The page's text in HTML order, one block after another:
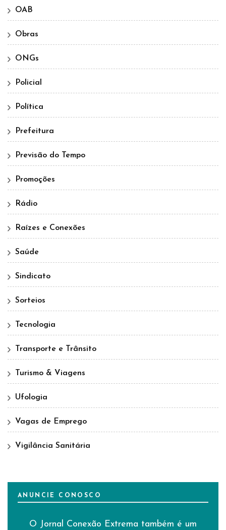
OAB
Obras
ONGs
Policial
Política
Prefeitura
Previsão do Tempo
Promoções
Rádio
Raízes e Conexões
Saúde
Sindicato
Sorteios
Tecnologia
Transporte e Trânsito
Turismo & Viagens
Ufologia
Vagas de Emprego
Vigilância Sanitária
ANUNCIE CONOSCO
O Jornal Conexão Extrema também é um